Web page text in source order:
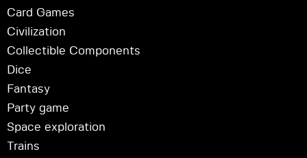
Card Games
Civilization
Collectible Components
Dice
Fantasy
Party game
Space exploration
Trains